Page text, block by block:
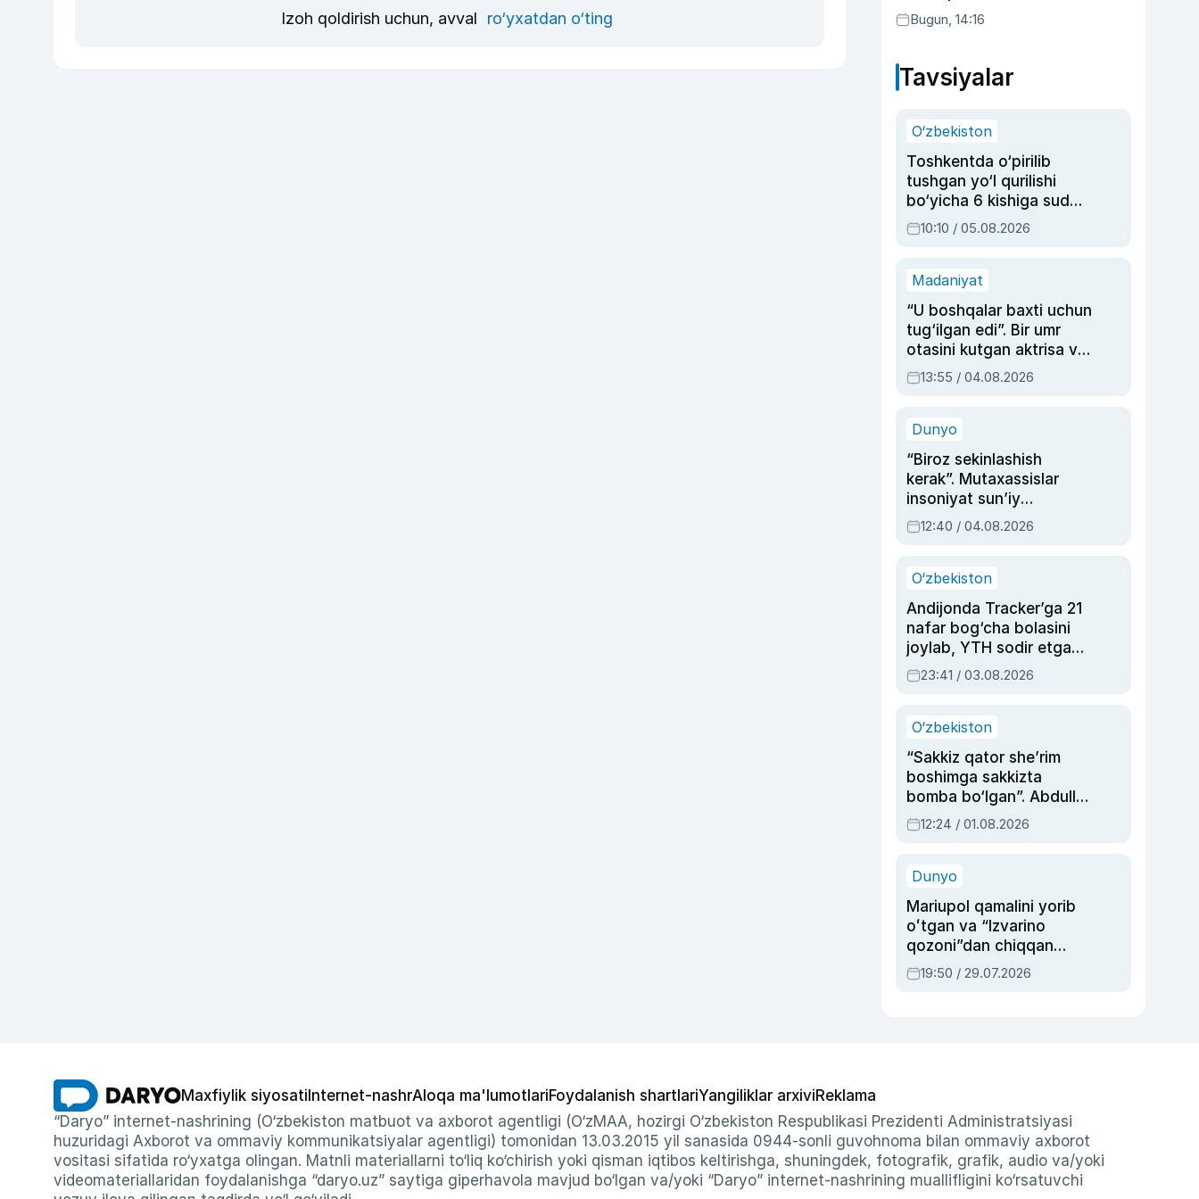
Izoh qoldirish uchun, avval ro‘yxatdan o‘ting Bugun, 14:16
Tavsiyalar
O‘zbekiston
Toshkentda o‘pirilib
tushgan yo‘l qurilishi
bo‘yicha 6 kishiga sud
hukmi o‘qildi
10:10 / 05.08.2026
Madaniyat
“U boshqalar baxti uchun
tug‘ilgan edi”. Bir umr
otasini kutgan aktrisa va
dublyaj ustasi Rimma
Ahmedovaning
13:55 / 04.08.2026
Dunyo
“Biroz sekinlashish
kerak”. Mutaxassislar
insoniyat sun’iy
intellektni boshqara
olmay qolishidan xavotir
12:40 / 04.08.2026
O‘zbekiston
Andijonda Tracker’ga 21
nafar bog‘cha bolasini
joylab, YTH sodir etgan
ayolga sud hukmi o‘qildi
23:41 / 03.08.2026
O‘zbekiston
“Sakkiz qator she’rim
boshimga sakkizta
bomba bo‘lgan”. Abdulla
Oripovni siyosiy
ayblovlardan asrab
12:24 / 01.08.2026
Dunyo
Mariupol qamalini yorib
oʻtgan va “Izvarino
qozoni”dan chiqqan
qahramon — Ukraina
armiyasi bosh
19:50 / 29.07.2026
Maxfiylik siyosati Internet-nashrAloqa ma'lumotlariFoydalanish shartlariYangiliklar arxiviReklama
“Daryo” internet-nashrining (O‘zbekiston matbuot va axborot agentligi (O‘zMAA, hozirgi O‘zbekiston Respublikasi Prezidenti Administratsiyasi
huzuridagi Axborot va ommaviy kommunikatsiyalar agentligi) tomonidan 13.03.2015 yil sanasida 0944-sonli guvohnoma bilan ommaviy axborot
vositasi sifatida ro‘yxatga olingan. Matnli materiallarni to‘liq ko‘chirish yoki qisman iqtibos keltirishga, shuningdek, fotografik, grafik, audio va/yoki
videomateriallaridan foydalanishga “daryo.uz” saytiga giperhavola mavjud bo‘lgan va/yoki “Daryo” internet-nashrining muallifligini ko‘rsatuvchi